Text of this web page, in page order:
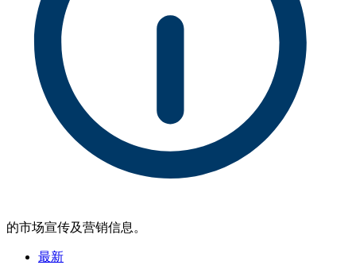
的市场宣传及营销信息。
最新